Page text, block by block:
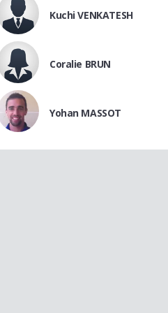
Kuchi VENKATESH
Coralie BRUN
Yohan MASSOT